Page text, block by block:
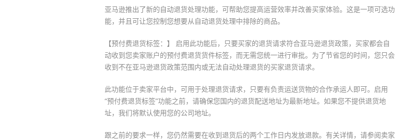
亚马逊推出了新的自动退货处理功能，可帮助您提高运营效率并改善买家体验。这是一项可选功
能，并且可让您控制您想要从自动退货处理中排除的商品。
【预付费退货标签：】 启用此功能后，只要买家的退货请求符合亚马逊退货政策，买家都会自
动收到您卖家账户的预付费退货货件标签，而无需您统一进行审批。为了节省您的时间，您只会
收到不在亚马逊退货政策范围内或无法自动处理退货的买家退货请求。
此功能位于卖家平台中，可用于处理退货请求，只要有负责运送货物的合作承运人即可。启用
“预付费退货标签”功能之前，请确保您国内的退货配送地址为最新地址。如果您不提供退货地
址，我们将默认使用您的公司地址。
跟之前的要求一样，您仍然需要在收到退货后的两个工作日内发放退款。有关详情，请参阅卖家